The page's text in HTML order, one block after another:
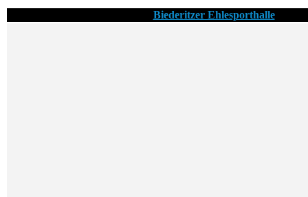
Biederitzer Ehlesporthalle